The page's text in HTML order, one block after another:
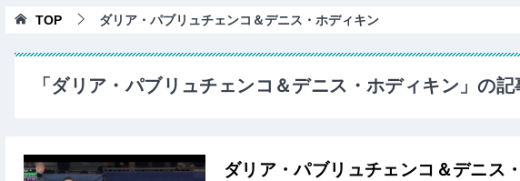
TOP ダリア・パブリュチェンコ＆デニス・ホディキン
「ダリア・パブリュチェンコ＆デニス・ホディキン」の記
ダリア・パブリュチェンコ＆デニ